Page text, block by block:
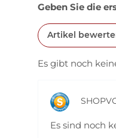
Geben Sie die
Artikel
Es gibt noch
Es sind noch